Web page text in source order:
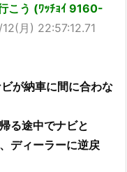
こう (ﾜｯﾁｮｲ 9160-
月) 22:57:12.71
が納車に間に合わな
る途中でナビと
ディーラーに逆戻